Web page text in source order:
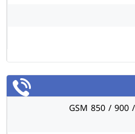
GSM 850 / 900